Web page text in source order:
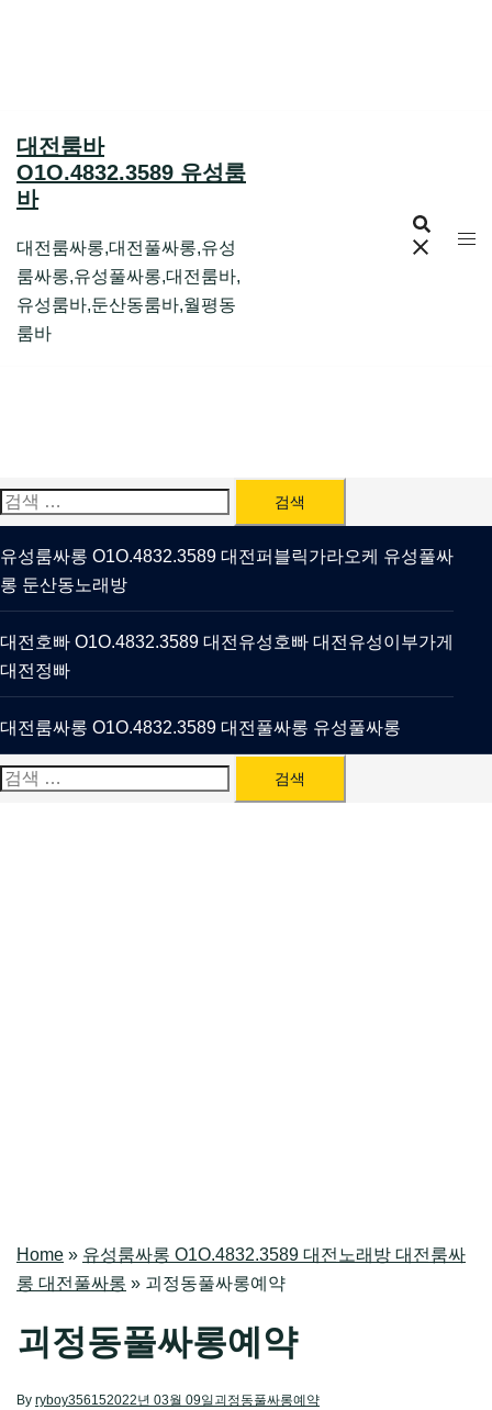
대전룸바
O1O.4832.3589 유성룸
바
대전룸싸롱,대전풀싸롱,유성
룸싸롱,유성풀싸롱,대전룸바,
유성룸바,둔산동룸바,월평동
룸바
검
색:
유성룸싸롱 O1O.4832.3589 대전퍼블릭가라오케 유성풀싸
롱 둔산동노래방
대전호빠 O1O.4832.3589 대전유성호빠 대전유성이부가게
대전정빠
대전룸싸롱 O1O.4832.3589 대전풀싸롱 유성풀싸롱
검
Home » 유성룸싸롱 O1O.4832.3589 대전노래방 대전룸싸
롱 대전풀싸롱 » 괴정동풀싸롱예약
괴정동풀싸롱예약
By ryboy356152022년 03월 09일 괴정동풀싸롱예약